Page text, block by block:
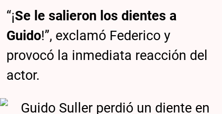
“¡Se le salieron los dientes a
Guido!”, exclamó Federico y
provocó la inmediata reacción del
actor.